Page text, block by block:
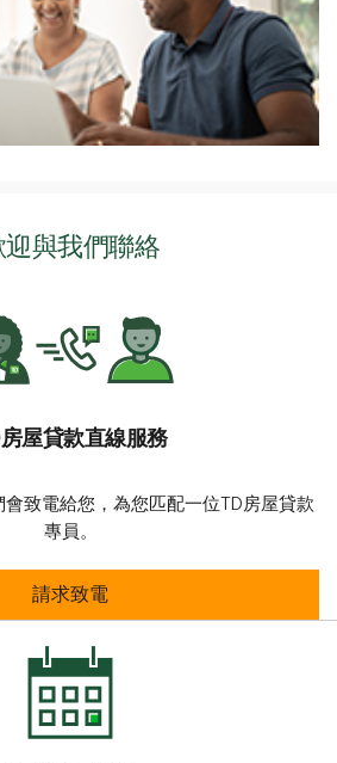
迎與我們聯絡
屋貸款直線服務
致電給您，為您匹配一位TD房屋貸款
專員。
安全
請求致電